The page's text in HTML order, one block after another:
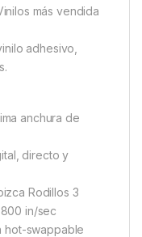
más vendida
adhesivo,
anchura de
directo y
Rodillos 3
in/sec
hot-swappable